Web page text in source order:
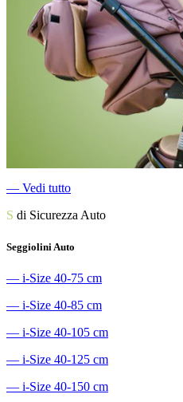
― Vedi tutto
S di Sicurezza Auto
Seggiolini Auto
― i-Size 40-75 cm
― i-Size 40-85 cm
― i-Size 40-105 cm
― i-Size 40-125 cm
― i-Size 40-150 cm